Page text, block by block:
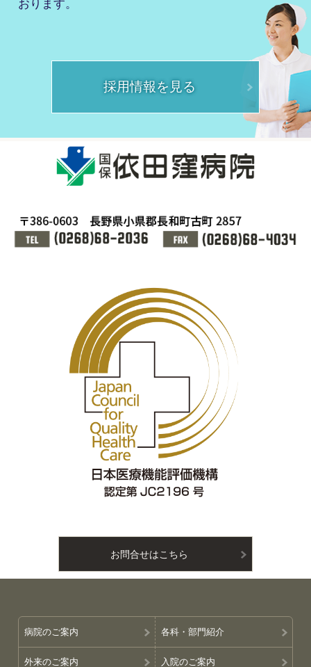
おります。
採用情報を見る
お問合せはこちら
病院のご案内 各科・部門紹介
外来のご案内 入院のご案内